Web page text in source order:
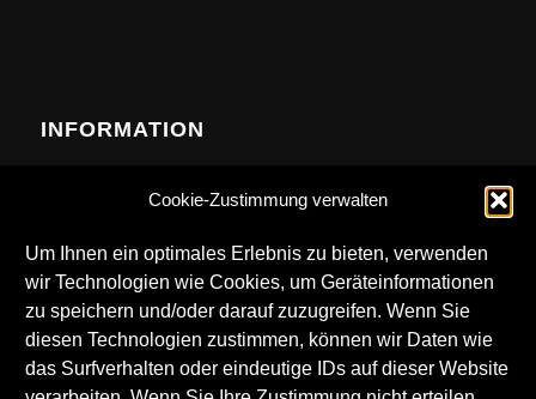
Cookie-Zustimmung verwalten
Um Ihnen ein optimales Erlebnis zu bieten, verwenden
wir Technologien wie Cookies, um Geräteinformationen
zu speichern und/oder darauf zuzugreifen. Wenn Sie
diesen Technologien zustimmen, können wir Daten wie
das Surfverhalten oder eindeutige IDs auf dieser Website
INFORMATION
DOWNLOADS